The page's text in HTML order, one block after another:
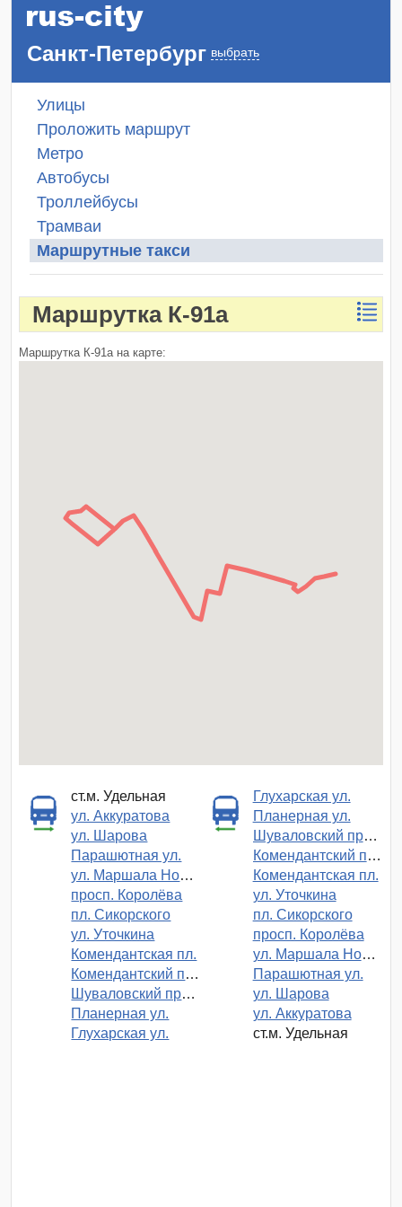
Санкт-Петербург выбрать
Улицы
Проложить маршрут
Метро
Автобусы
Троллейбусы
Трамваи
Маршрутные такси
Маршрутка К-91а
Маршрутка К-91а на карте:
ст.м. Удельная
ул. Аккуратова
ул. Шарова
Парашютная ул.
ул. Маршала Новикова
просп. Королёва
пл. Сикорского
ул. Уточкина
Комендантская пл.
Комендантский просп.
Шуваловский просп.
Планерная ул.
Глухарская ул.
Глухарская ул.
Планерная ул.
Шуваловский просп.
Комендантский просп.
Комендантская пл.
ул. Уточкина
пл. Сикорского
просп. Королёва
ул. Маршала Новикова
Парашютная ул.
ул. Шарова
ул. Аккуратова
ст.м. Удельная